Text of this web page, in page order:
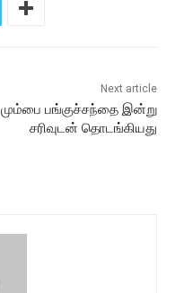
Next article
மும்பை பங்குச்சந்தை இன்று
சரிவுடன் தொடங்கியது